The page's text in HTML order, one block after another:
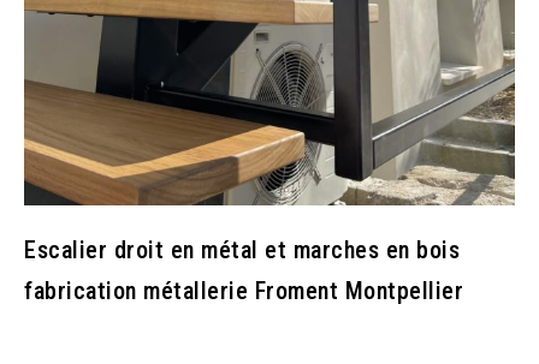
Escalier droit en métal et marches en bois
fabrication métallerie Froment Montpellier